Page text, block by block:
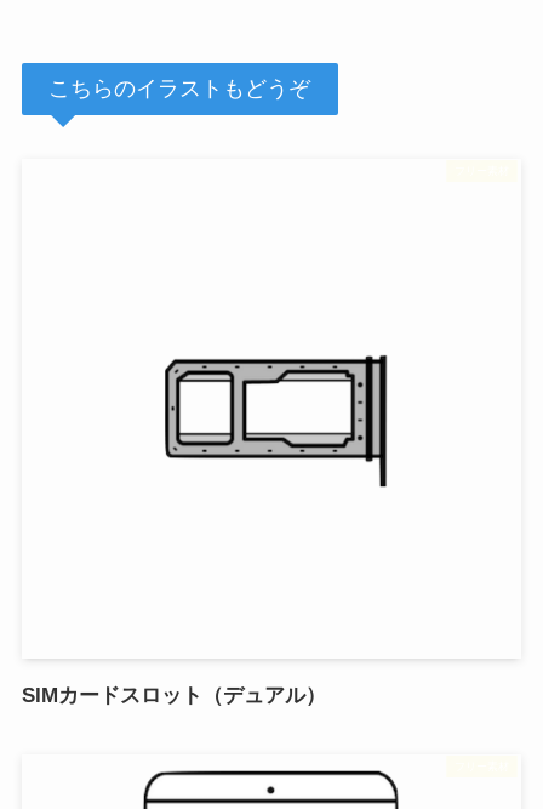
こちらのイラストもどうぞ
SIMカードスロット（デュアル）